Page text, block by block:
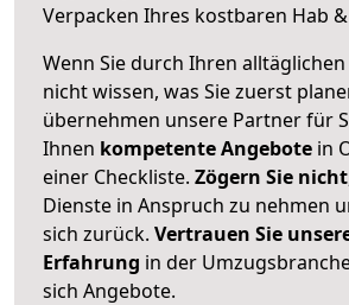
Verpacken Ihres kostbaren Hab
Wenn Sie durch Ihren
nicht wissen, was Sie zuerst
übernehmen unsere Partner für
Ihnen kompetente Angebote in
einer Checkliste. Zögern Sie nicht
Dienste in Anspruch zu nehmen
sich zurück. Vertrauen Sie
Erfahrung in der
sich Angebote.